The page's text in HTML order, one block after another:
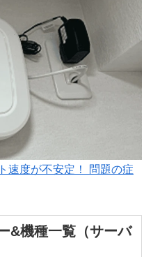
速度が不安定！ 問題の症
&機種一覧（サーバ